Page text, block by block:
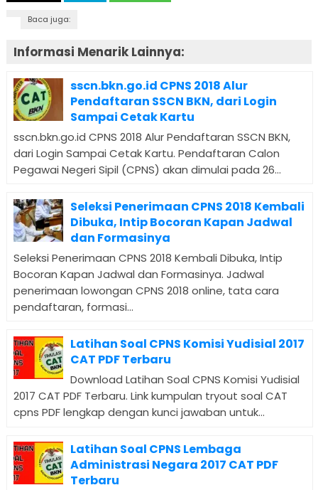
Baca juga:
Informasi Menarik Lainnya:
sscn.bkn.go.id CPNS 2018 Alur
Pendaftaran SSCN BKN, dari Login
Sampai Cetak Kartu
sscn.bkn.go.id CPNS 2018 Alur Pendaftaran SSCN BKN,
dari Login Sampai Cetak Kartu. Pendaftaran Calon
Pegawai Negeri Sipil (CPNS) akan dimulai pada 26...
Seleksi Penerimaan CPNS 2018 Kembali
Dibuka, Intip Bocoran Kapan Jadwal
dan Formasinya
Seleksi Penerimaan CPNS 2018 Kembali Dibuka, Intip
Bocoran Kapan Jadwal dan Formasinya. Jadwal
penerimaan lowongan CPNS 2018 online, tata cara
pendaftaran, formasi...
Latihan Soal CPNS Komisi Yudisial 2017
CAT PDF Terbaru
Download Latihan Soal CPNS Komisi Yudisial
2017 CAT PDF Terbaru. Link kumpulan tryout soal CAT
cpns PDF lengkap dengan kunci jawaban untuk...
Latihan Soal CPNS Lembaga
Administrasi Negara 2017 CAT PDF
Terbaru